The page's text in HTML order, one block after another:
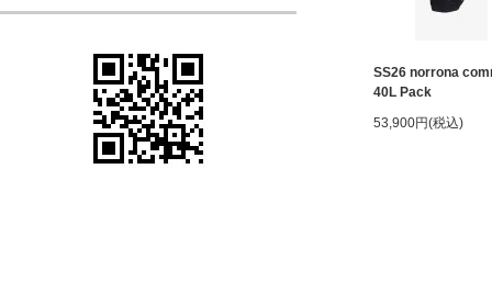
SS26 norrona
40L Pack
53,900円(税込)